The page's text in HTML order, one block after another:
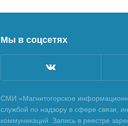
Мы в соцсетях
СМИ «Магнитогорское
службой по надзору в сфере связи,
коммуникаций. Запись в реестре